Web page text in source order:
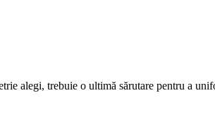
alegi, trebuie o ultimă sărutare pentru a